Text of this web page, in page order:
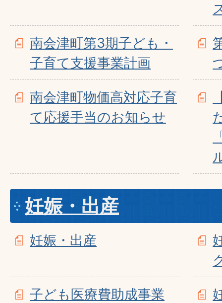
南会津町第3期子ども・
子育て支援事業計画
南会津町物価高対応子育
て応援手当のお知らせ
妊娠・出産
妊娠・出産
子ども医療費助成事業